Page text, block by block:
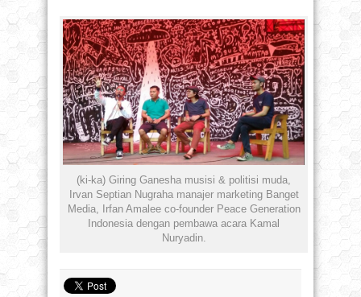
(ki-ka) Giring Ganesha musisi & politisi muda,
Irvan Septian Nugraha manajer marketing Banget
Media, Irfan Amalee co-founder Peace Generation
Indonesia dengan pembawa acara Kamal
Nuryadin.